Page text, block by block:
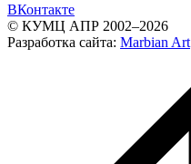
ВКонтакте
© КУМЦ АПР 2002–2026
Разработка сайта: Marbian Art